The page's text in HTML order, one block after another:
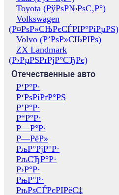
Toyota (РўРѕР№РѕС‚Р°)
Volkswagen
(Р¤РѕР»СЊРєСЃРІР°РіРµРЅ)
Volvo (Р’РѕР»СЊРІРѕ)
ZX Landmark
(Р›РµРЅРґРјР°СЂРє)
Отечественные авто
Р‘Р°Р·
Р‘РѕРіРґР°РЅ
Р’Р°Р·
Р“Р°Р·
Р—Р°Р·
Р—РёР»
РљР°РјР°Р·
РљСЂР°Р·
Р›Р°Р·
РњР°Р·
РњРѕСЃРєРІРёС‡